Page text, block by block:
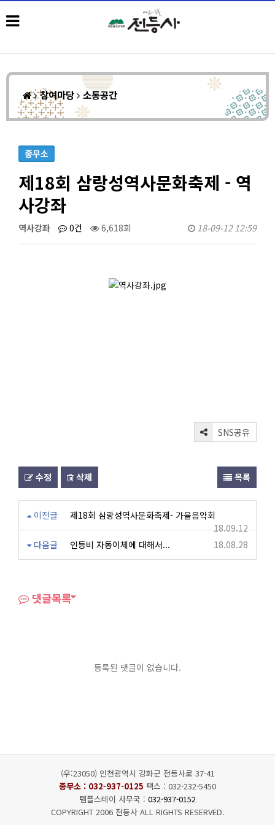
참여마당 소통공간
종무소
제18회 삼랑성역사문화축제 - 역
사강좌
역사강좌 0건 6,618회 18-09-12 12:59
SNS공유
수정 삭제 목록
이전글
제18회 삼랑성역사문화축제- 가을음악회
18.09.12
다음글
인등비 자동이체에 대해서... 18.08.28
댓글목록
등록된 댓글이 없습니다.
(우:23050) 인천광역시 강화군 전등사로 37-41
종무소 : 032-937-0125 팩스 : 032-232-5450
템플스테이 사무국 : 032-937-0152
COPYRIGHT 2006 전등사 ALL RIGHTS RESERVED.